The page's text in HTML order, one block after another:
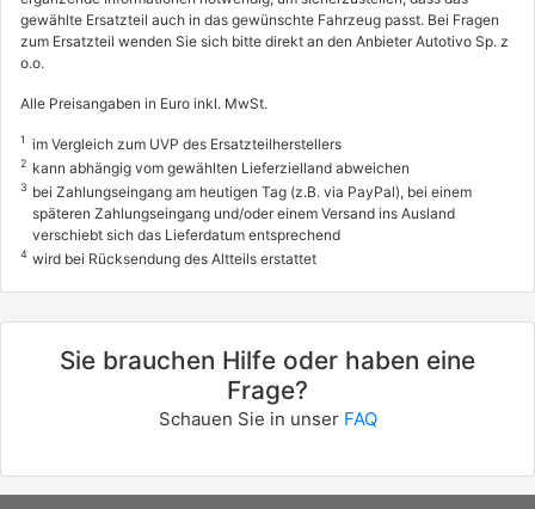
info
CITROËN
80 / 109
02/2002 - 08/2010
3001AIU, 3001ALC
CITROËN
C3 II (SC_)
1.6 VTi 120
88 / 120
11/2009 - heute
gewählte Ersatzteil auch in das gewünschte Fahrzeug passt. Bei Fragen
zum Ersatzteil wenden Sie sich bitte direkt an den Anbieter Autotivo Sp. z
o.o.
Alle Preisangaben in Euro inkl. MwSt.
1 im Vergleich zum UVP des Ersatzteilherstellers
2 kann abhängig vom gewählten Lieferzielland abweichen
3 bei Zahlungseingang am heutigen Tag (z.B. via PayPal), bei einem
späteren Zahlungseingang und/oder einem Versand ins Ausland
verschiebt sich das Lieferdatum entsprechend
4 wird bei Rücksendung des Altteils erstattet
Sie brauchen Hilfe oder haben eine
Frage?
Schauen Sie in unser FAQ